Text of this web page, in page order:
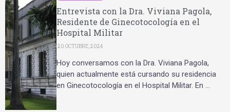
Entrevista con la Dra. Viviana Pagola,
Residente de Ginecotocología en el
Hospital Militar
20 OCTUBRE, 2024
Hoy conversamos con la Dra. Viviana Pagola,
quien actualmente está cursando su residencia
en Ginecotocología en el Hospital Militar. En …